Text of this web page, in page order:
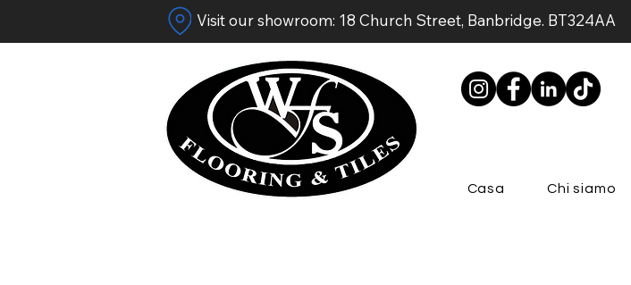
Visit our showroom: 18 Church Street, Banbridge. BT324AA
Casa Chi siamo